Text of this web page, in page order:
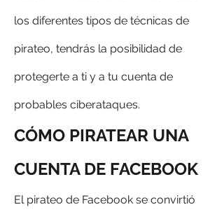
los diferentes tipos de técnicas de
pirateo, tendrás la posibilidad de
protegerte a ti y a tu cuenta de
probables ciberataques.
CÓMO PIRATEAR UNA
CUENTA DE FACEBOOK
El pirateo de Facebook se convirtió